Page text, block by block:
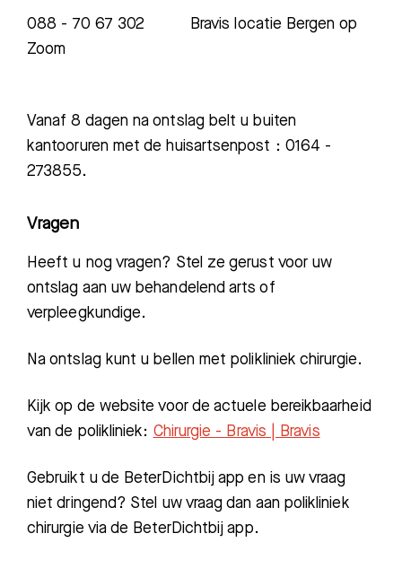
088 - 70 67 302 Bravis locatie Bergen op
Zoom
Vanaf 8 dagen na ontslag belt u buiten
kantooruren met de huisartsenpost : 0164 -
273855.
Vragen
Heeft u nog vragen? Stel ze gerust voor uw
ontslag aan uw behandelend arts of
verpleegkundige.
Na ontslag kunt u bellen met polikliniek chirurgie.
Kijk op de website voor de actuele bereikbaarheid
van de polikliniek: Chirurgie - Bravis | Bravis
Gebruikt u de BeterDichtbij app en is uw vraag
niet dringend? Stel uw vraag dan aan polikliniek
chirurgie via de BeterDichtbij app.